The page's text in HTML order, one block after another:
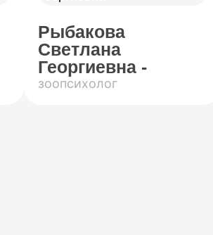
Рыбакова
Светлана
Георгиевна -
зоопсихолог